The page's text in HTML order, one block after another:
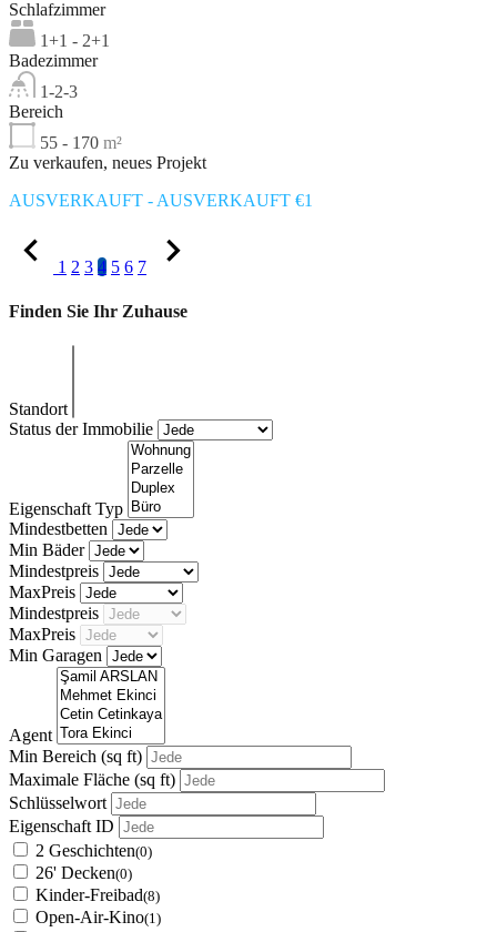
Schlafzimmer
1+1 - 2+1
Badezimmer
1-2-3
Bereich
55 - 170 m²
Zu verkaufen, neues Projekt
AUSVERKAUFT - AUSVERKAUFT €1
1 2 3 4 5 6 7
Finden Sie Ihr Zuhause
Standort
Status der Immobilie
Eigenschaft Typ
Mindestbetten
Min Bäder
Mindestpreis
MaxPreis
Mindestpreis
MaxPreis
Min Garagen
Agent
Min Bereich (sq ft)
Maximale Fläche (sq ft)
Schlüsselwort
Eigenschaft ID
2 Geschichten(0)
26' Decken(0)
Kinder-Freibad(8)
Open-Air-Kino(1)